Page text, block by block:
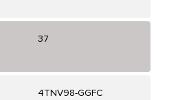
37
4TNV98-GGFC